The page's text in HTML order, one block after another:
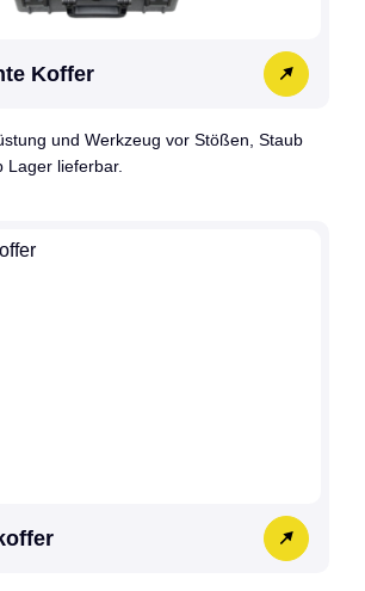
Koffer
und Werkzeug vor Stößen, Staub
Lager lieferbar.